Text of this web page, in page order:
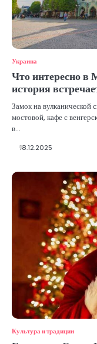
Украина
Что интересно в
история
Замок на вулканической
мостовой, кафе с
в…
18.12.2025
Культура и традиции